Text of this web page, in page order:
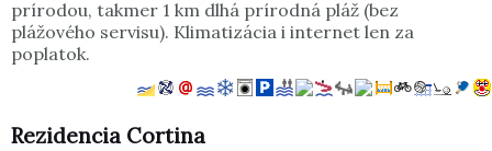
prírodou, takmer 1 km dlhá prírodná pláž (bez
plážového servisu). Klimatizácia i internet len za
poplatok.
Rezidencia Cortina